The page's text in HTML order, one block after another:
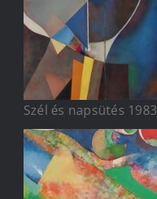
Szél és napsütés 1983